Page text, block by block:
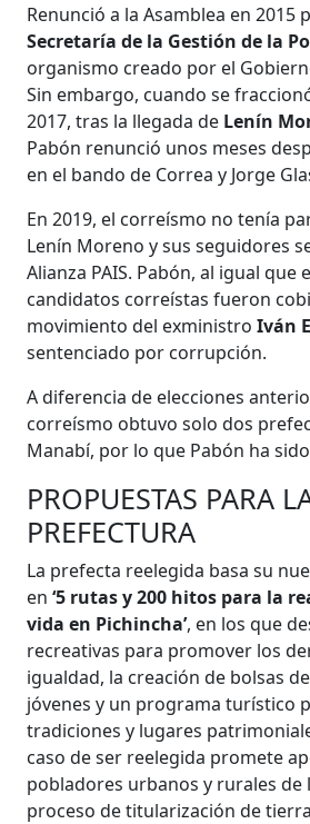
Renunció a la Asamblea en 2015
Secretaría de la Gestión de la
organismo creado por el
Sin embargo, cuando se
2017, tras la llegada de Lenín
Pabón renunció unos meses
en el bando de Correa y Jorge
En 2019, el correísmo no tenía
Lenín Moreno y sus seguidores
Alianza PAIS. Pabón, al igual que
candidatos correístas fueron
movimiento del exministro Iván
sentenciado por corrupción.
A diferencia de elecciones
correísmo obtuvo solo dos
Manabí, por lo que Pabón ha
PROPUESTAS PARA
PREFECTURA
La prefecta reelegida basa su
en ‘5 rutas y 200 hitos para la
vida en Pichincha’, en los que
recreativas para promover los
igualdad, la creación de bolsas
jóvenes y un programa turístico
tradiciones y lugares
caso de ser reelegida promete
pobladores urbanos y rurales de
proceso de titularización de